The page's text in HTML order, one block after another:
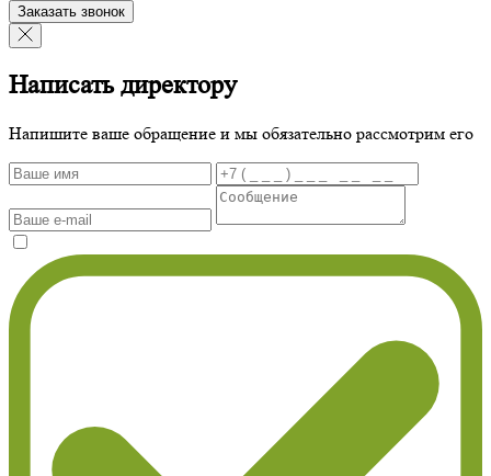
Заказать звонок
Написать директору
Напишите ваше обращение и мы обязательно рассмотрим его